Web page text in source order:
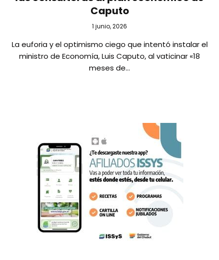
Caputo
1 junio, 2026
La euforia y el optimismo ciego que intentó instalar el
ministro de Economía, Luis Caputo, al vaticinar «18
meses de…